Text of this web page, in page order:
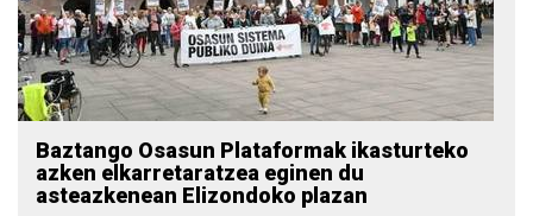
Baztango Osasun Plataformak ikasturteko
azken elkarretaratzea eginen du
asteazkenean Elizondoko plazan